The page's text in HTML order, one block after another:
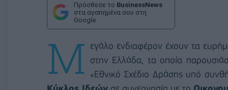
Πρόσθεσε το BusinessNews
στα αγαπημένα σου στη
Google
Μ εγάλο ενδιαφέρον έχουν τα
στην Ελλάδα, τα οποία
«Εθνικό Σχέδιο Δράσης υπό